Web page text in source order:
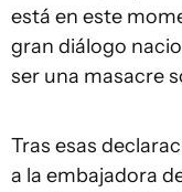
está en este
gran diálogo
ser una masacre
Tras esas
a la embajadora